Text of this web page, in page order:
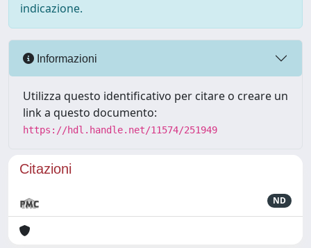
indicazione.
Informazioni
Utilizza questo identificativo per citare o creare un
link a questo documento:
https://hdl.handle.net/11574/251949
Citazioni
ND